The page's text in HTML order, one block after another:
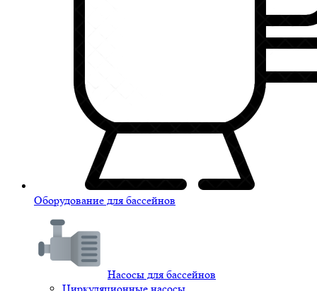
Оборудование для бассейнов
Насосы для бассейнов